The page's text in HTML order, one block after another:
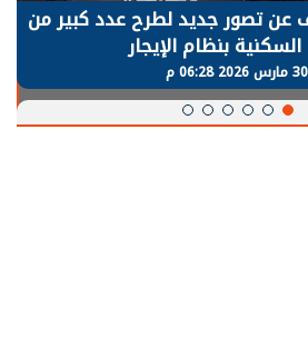
الأنشطة في قطاع الطاقة
معدلات الإنتاج الطبيعية